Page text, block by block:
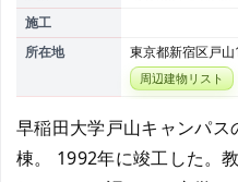
施工
所在地
東京都新宿区戸
周辺建物リスト
早稲田大学戸山キャンパ
棟。 1992年に竣工した。